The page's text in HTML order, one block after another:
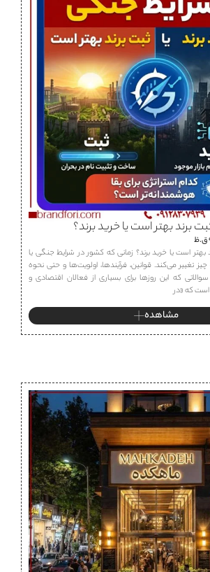
برند بهتر است یا خرید برند؟
است یا خرید برند؟ زمانی که کشور در شرایط جنگی یا
تغییر می‌کند. قوانین، فرآیندها، اولویت‌ها و حتی نحوه
که این روزها برای بسیاری از فعالان اقتصادی و
است که «در
مشاهده